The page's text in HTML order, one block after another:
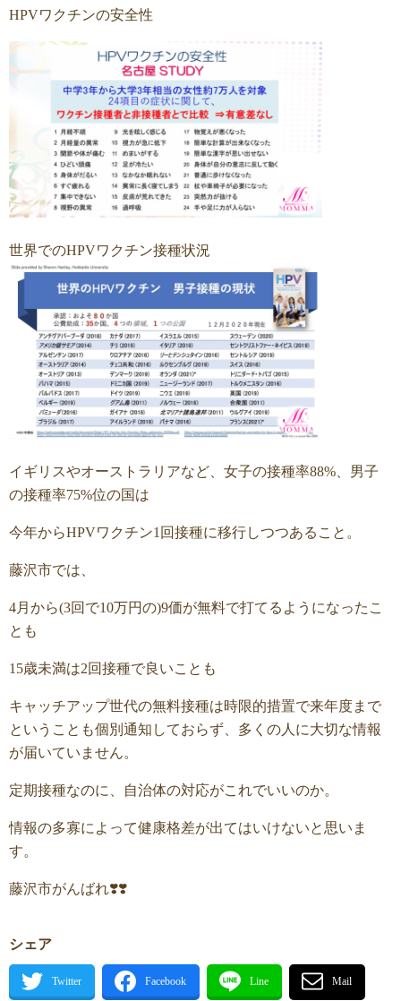
HPVワクチンの安全性
世界でのHPVワクチン接種状況
イギリスやオーストラリアなど、女子の接種率88%、男子
の接種率75%位の国は
今年からHPVワクチン1回接種に移行しつつあること。
藤沢市では、
4月から(3回で10万円の)9価が無料で打てるようになったこ
とも
15歳未満は2回接種で良いことも
キャッチアップ世代の無料接種は時限的措置で来年度まで
ということも個別通知しておらず、多くの人に大切な情報
が届いていません。
定期接種なのに、自治体の対応がこれでいいのか。
情報の多寡によって健康格差が出てはいけないと思いま
す。
藤沢市がんばれ❣️❣️
シェア